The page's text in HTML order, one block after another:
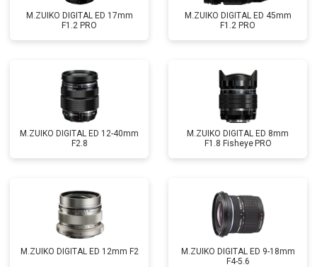
M.ZUIKO DIGITAL ED 17mm
F1.2 PRO
M.ZUIKO DIGITAL ED 45mm
F1.2 PRO
M.ZUIKO DIGITAL ED 12-40mm
F2.8
M.ZUIKO DIGITAL ED 8mm
F1.8 Fisheye PRO
M.ZUIKO DIGITAL ED 12mm F2
M.ZUIKO DIGITAL ED 9-18mm
F4-5.6